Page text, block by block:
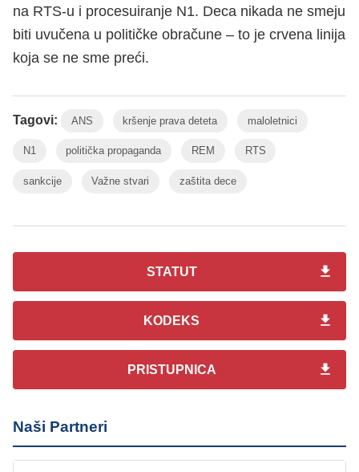
na RTS-u i procesuiranje N1. Deca nikada ne smeju
biti uvučena u političke obračune – to je crvena linija
koja se ne sme preći.
Tagovi: ANS kršenje prava deteta maloletnici
N1 politička propaganda REM RTS
sankcije Važne stvari zaštita dece
STATUT
KODEKS
PRISTUPNICA
Naši Partneri